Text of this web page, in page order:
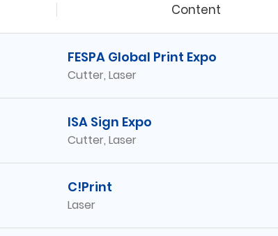
Content
FESPA Global Print Expo
Cutter, Laser
ISA Sign Expo
Cutter, Laser
C!Print
Laser